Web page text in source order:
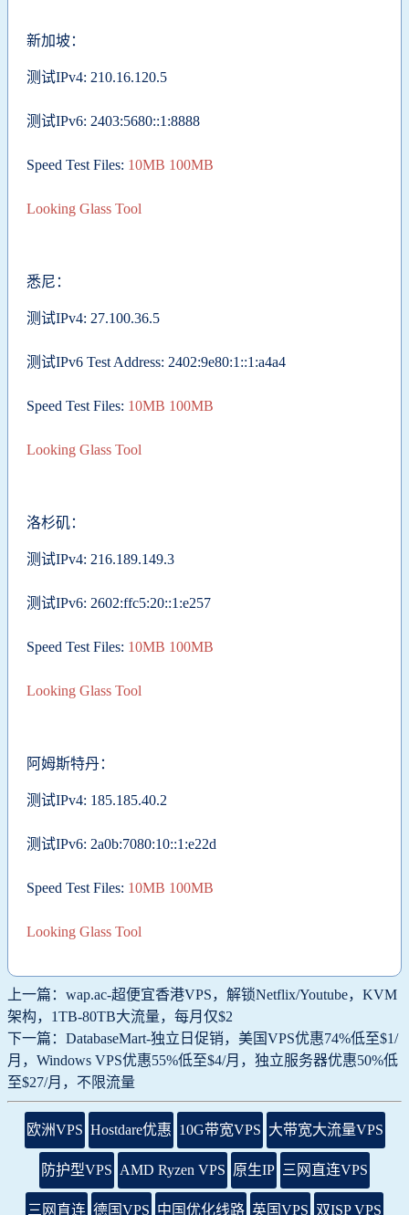
新加坡：
测试IPv4: 210.16.120.5
测试IPv6: 2403:5680::1:8888
Speed Test Files: 10MB 100MB
Looking Glass Tool
悉尼：
测试IPv4: 27.100.36.5
测试IPv6 Test Address: 2402:9e80:1::1:a4a4
Speed Test Files: 10MB 100MB
Looking Glass Tool
洛杉矶：
测试IPv4: 216.189.149.3
测试IPv6: 2602:ffc5:20::1:e257
Speed Test Files: 10MB 100MB
Looking Glass Tool
阿姆斯特丹：
测试IPv4: 185.185.40.2
测试IPv6: 2a0b:7080:10::1:e22d
Speed Test Files: 10MB 100MB
Looking Glass Tool
上一篇：wap.ac-超便宜香港VPS，解锁Netflix/Youtube，KVM
架构，1TB-80TB大流量，每月仅$2
下一篇：DatabaseMart-独立日促销，美国VPS优惠74%低至$1/
月，Windows VPS优惠55%低至$4/月，独立服务器优惠50%低
至$27/月，不限流量
欧洲VPS Hostdare优惠 10G带宽VPS 大带宽大流量VPS
防护型VPS AMD Ryzen VPS 原生IP 三网直连VPS
三网直连 德国VPS 中国优化线路 英国VPS 双ISP VPS